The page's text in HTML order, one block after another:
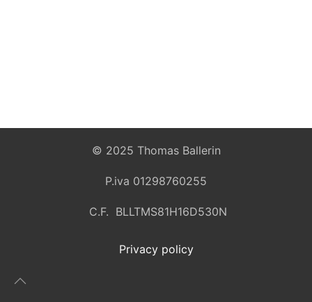
© 2025 Thomas Ballerin
P.iva 01298760255
C.F. BLLTMS81H16D530N
Privacy policy